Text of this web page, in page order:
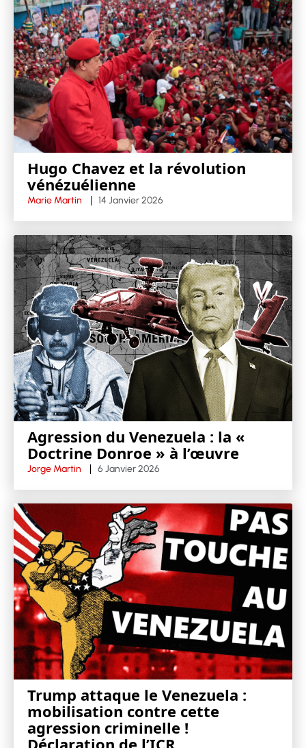
Hugo Chavez et la révolution
vénézuélienne
Marie Martin 14 Janvier 2026
Agression du Venezuela : la «
Doctrine Donroe » à l’œuvre
Jorge Martin 6 Janvier 2026
Trump attaque le Venezuela :
mobilisation contre cette
agression criminelle !
Déclaration de l’ICR